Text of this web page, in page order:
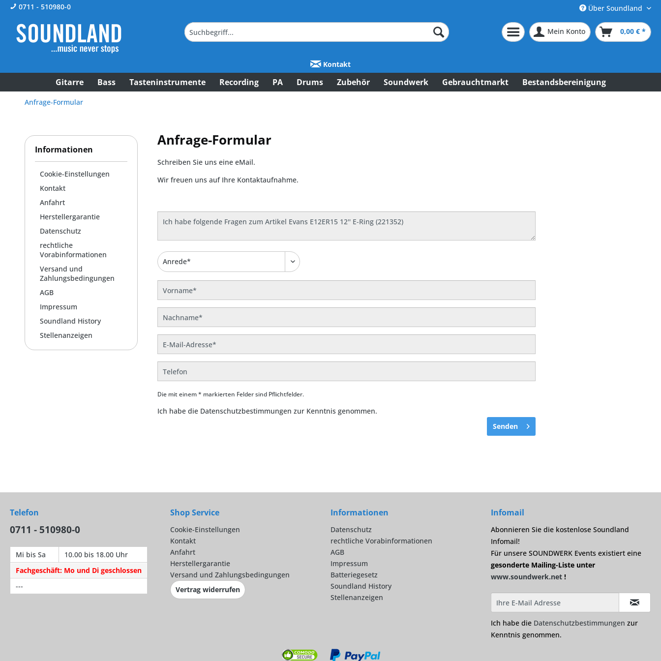
0711 - 510980-0 Über Soundland
Mein Konto 0,00 € *
Kontakt
Gitarre Bass Tasteninstrumente Recording PA Drums Zubehör Soundwerk Gebrauchtmarkt Bestandsbereinigung
Anfrage-Formular
Informationen
Cookie-Einstellungen
Kontakt
Anfahrt
Herstellergarantie
Datenschutz
rechtliche
Vorabinformationen
Versand und
Zahlungsbedingungen
AGB
Impressum
Soundland History
Stellenanzeigen
Anfrage-Formular
Schreiben Sie uns eine eMail.
Wir freuen uns auf Ihre Kontaktaufnahme.
Die mit einem * markierten Felder sind Pflichtfelder.
Ich habe die Datenschutzbestimmungen zur Kenntnis genommen.
Senden
Telefon
0711 - 510980-0
Mi bis Sa
10.00 bis 18.00 Uhr
Fachgeschäft: Mo und Di geschlossen
---
Shop Service
Cookie-Einstellungen
Kontakt
Anfahrt
Herstellergarantie
Versand und Zahlungsbedingungen
Vertrag widerrufen
Informationen
Datenschutz
rechtliche Vorabinformationen
AGB
Impressum
Batteriegesetz
Soundland History
Stellenanzeigen
Infomail
Abonnieren Sie die kostenlose Soundland
Infomail!
Für unsere SOUNDWERK Events existiert eine
gesonderte Mailing-Liste unter
www.soundwerk.net !
Ich habe die Datenschutzbestimmungen zur
Kenntnis genommen.